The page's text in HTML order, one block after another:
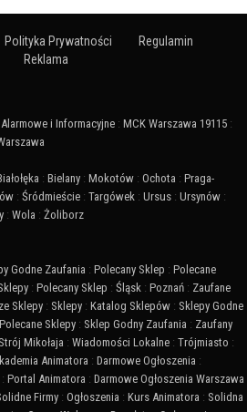
Polityka Prywatności
Regulamin
Reklama
i Informacyjne : MCK Warszawa 19115 :
: Bielany : Mokotów : Ochota : Praga-
: Śródmieście : Targówek : Ursus : Ursynów :
: Wola : Żoliborz
Godne Zaufania : Polecany Sklep : Polecane
: Polecany Sklep : Śląsk : Poznań : Zaufane
Sklepy : Sklepy : Katalog Sklepów : Sklepy Godne
Polecane Sklepy : Sklep Godny Zaufania : Zaufany
Strój Mikołaja : Wiadomości Lokalne : Trójmiasto :
Animatora : Darmowe Ogłoszenia :
: Portal Animatora : Darmowe Ogłoszenia Warszawa
Firmy : Ogłoszenia : Kurs Animatora : Solidna